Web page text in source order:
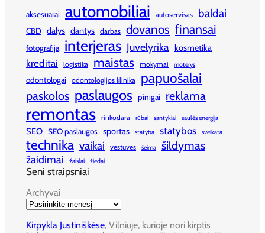
aksesuarai automobiliai autoservisas baldai
CBD dalys dantys darbas dovanos finansai
fotografija interjeras Juvelyrika kosmetika
kreditai logistika maistas mokymai moterys
odontologai odontologijos klinika papuošalai
paskolos paslaugos pinigai reklama
remontas rinkodara rūbai santykiai saulės energija
SEO SEO paslaugos sportas statyba statybos sveikata
technika vaikai vestuves šeima šildymas
žaidimai žaislai žiedai
Seni straipsniai
Archyvai
Kirpykla Justiniškėse, Vilniuje, kurioje nori kirptis